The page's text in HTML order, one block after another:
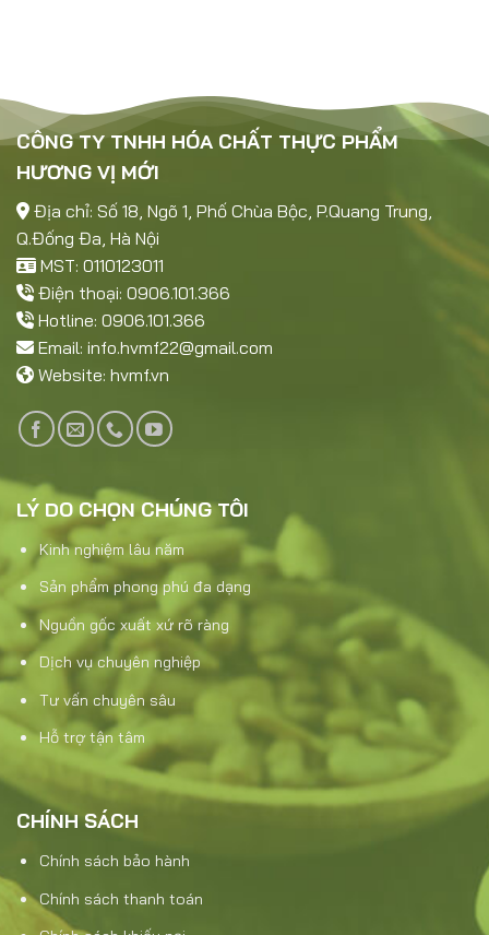
CÔNG TY TNHH HÓA CHẤT THỰC PHẨM
HƯƠNG VỊ MỚI
Địa chỉ: Số 18, Ngõ 1, Phố Chùa Bộc, P.Quang Trung,
Q.Đống Đa, Hà Nội
MST: 0110123011
Điện thoại: 0906.101.366
Hotline: 0906.101.366
Email: info.hvmf22@gmail.com
Website: hvmf.vn
LÝ DO CHỌN CHÚNG TÔI
Kinh nghiệm lâu năm
Sản phẩm phong phú đa dạng
Nguồn gốc xuất xứ rõ ràng
Dịch vụ chuyên nghiệp
Tư vấn chuyên sâu
Hỗ trợ tận tâm
CHÍNH SÁCH
Chính sách bảo hành
Chính sách thanh toán